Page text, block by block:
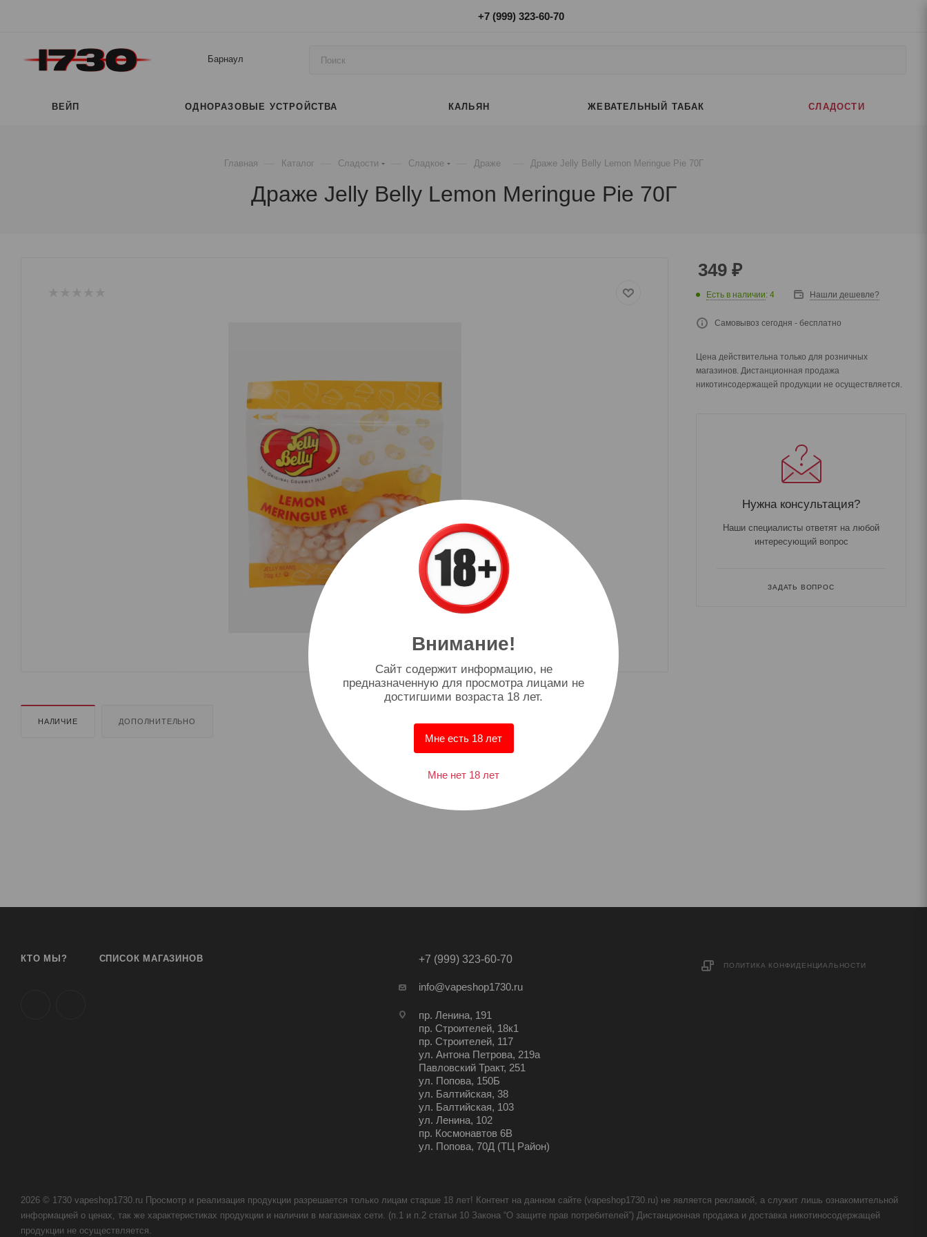
+7 (999) 323-60-70
Барнаул
ВЕЙП ОДНОРАЗОВЫЕ УСТРОЙСТВА КАЛЬЯН ЖЕВАТЕЛЬНЫЙ ТАБАК СЛАДОСТИ
Главная Каталог Сладости Сладкое Драже Драже Jelly Belly Lemon Meringue Pie 70Г
Драже Jelly Belly Lemon Meringue Pie 70Г
НАЛИЧИЕ ДОПОЛНИТЕЛЬНО
349 ₽
Есть в наличии: 4 Нашли дешевле?
Самовывоз сегодня - бесплатно
Цена действительна только для розничных
магазинов. Дистанционная продажа
никотинсодержащей продукции не осуществляется.
Нужна консультация?
Наши специалисты ответят на любой
интересующий вопрос
ЗАДАТЬ ВОПРОС
КТО МЫ? СПИСОК МАГАЗИНОВ +7 (999) 323-60-70
info@vapeshop1730.ru
пр. Ленина, 191
пр. Строителей, 18к1
пр. Строителей, 117
ул. Антона Петрова, 219а
Павловский Тракт, 251
ул. Попова, 150Б
ул. Балтийская, 38
ул. Балтийская, 103
ул. Ленина, 102
пр. Космонавтов 6В
ул. Попова, 70Д (ТЦ Район)
ПОЛИТИКА КОНФИДЕНЦИАЛЬНОСТИ
2026 © 1730 vapeshop1730.ru Просмотр и реализация продукции разрешается только лицам старше 18 лет! Контент на данном сайте (vapeshop1730.ru) не является рекламой, а служит лишь ознакомительной
информацией о ценах, так же характеристиках продукции и наличии в магазинах сети. (п.1 и п.2 статьи 10 Закона “О защите прав потребителей”) Дистанционная продажа и доставка никотиносодержащей
продукции не осуществляется.
Внимание!
Cайт содержит информацию, не
предназначенную для просмотра лицами не
достигшими возраста 18 лет.
Мне есть 18 лет
Мне нет 18 лет